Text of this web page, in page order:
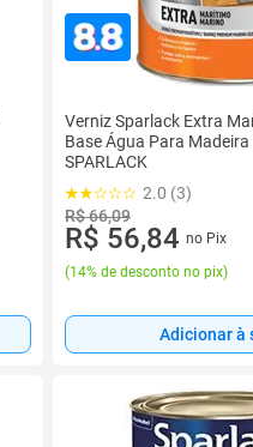
Verniz Sparlack Extra
Base Água Para
SPARLACK
2.0 (3)
R$ 66,09
R$ 56,84 no Pix
(14% de desconto no pix)
Adicionar à